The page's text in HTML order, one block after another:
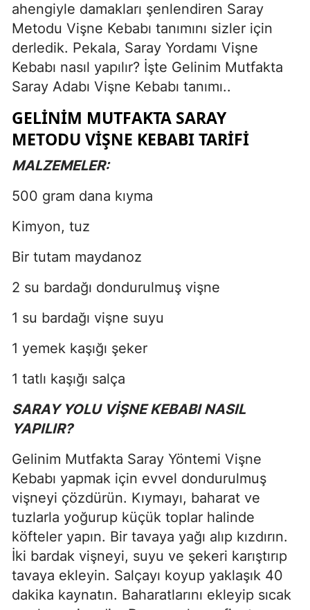
ahengiyle damakları şenlendiren Saray
Metodu Vişne Kebabı tanımını sizler için
derledik. Pekala, Saray Yordamı Vişne
Kebabı nasıl yapılır? İşte Gelinim Mutfakta
Saray Adabı Vişne Kebabı tanımı..
GELİNİM MUTFAKTA SARAY
METODU VİŞNE KEBABI TARİFİ
MALZEMELER:
500 gram dana kıyma
Kimyon, tuz
Bir tutam maydanoz
2 su bardağı dondurulmuş vişne
1 su bardağı vişne suyu
1 yemek kaşığı şeker
1 tatlı kaşığı salça
SARAY YOLU VİŞNE KEBABI NASIL
YAPILIR?
Gelinim Mutfakta Saray Yöntemi Vişne
Kebabı yapmak için evvel dondurulmuş
vişneyi çözdürün. Kıymayı, baharat ve
tuzlarla yoğurup küçük toplar halinde
köfteler yapın. Bir tavaya yağı alıp kızdırın.
İki bardak vişneyi, suyu ve şekeri karıştırıp
tavaya ekleyin. Salçayı koyup yaklaşık 40
dakika kaynatın. Baharatlarını ekleyip sıcak